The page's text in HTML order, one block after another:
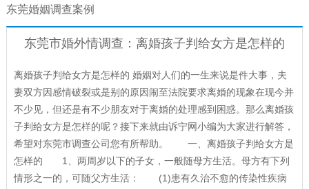
东莞婚姻调查案例
东莞市婚外情调查：离婚孩子判给女方是怎样的
离婚孩子判给女方是怎样的 婚姻对人们的一生来说是件大事，夫
妻双方因感情破裂或是别的原因闹至法院要求离婚的现象在现今并
不少见，但还是有不少朋友对于离婚的处理感到困惑。那么离婚孩
子判给女方是怎样的呢？接下来就由诉宁网小编为大家进行解答，
希望对东莞市调查公司您有所帮助。 一、离婚孩子判给女方是
怎样的 1、两周岁以下的子女，一般随母方生活。母方有下列
情形之一的，可随父方生活： (1)患有久治不愈的传染性疾病